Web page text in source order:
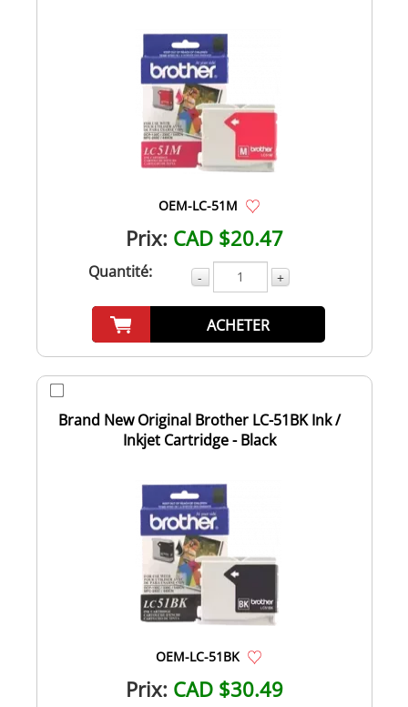
OEM-LC-51M
Prix: CAD $20.47
Quantité: - +
ACHETER
Brand New Original Brother LC-51BK Ink /
Inkjet Cartridge - Black
OEM-LC-51BK
Prix: CAD $30.49